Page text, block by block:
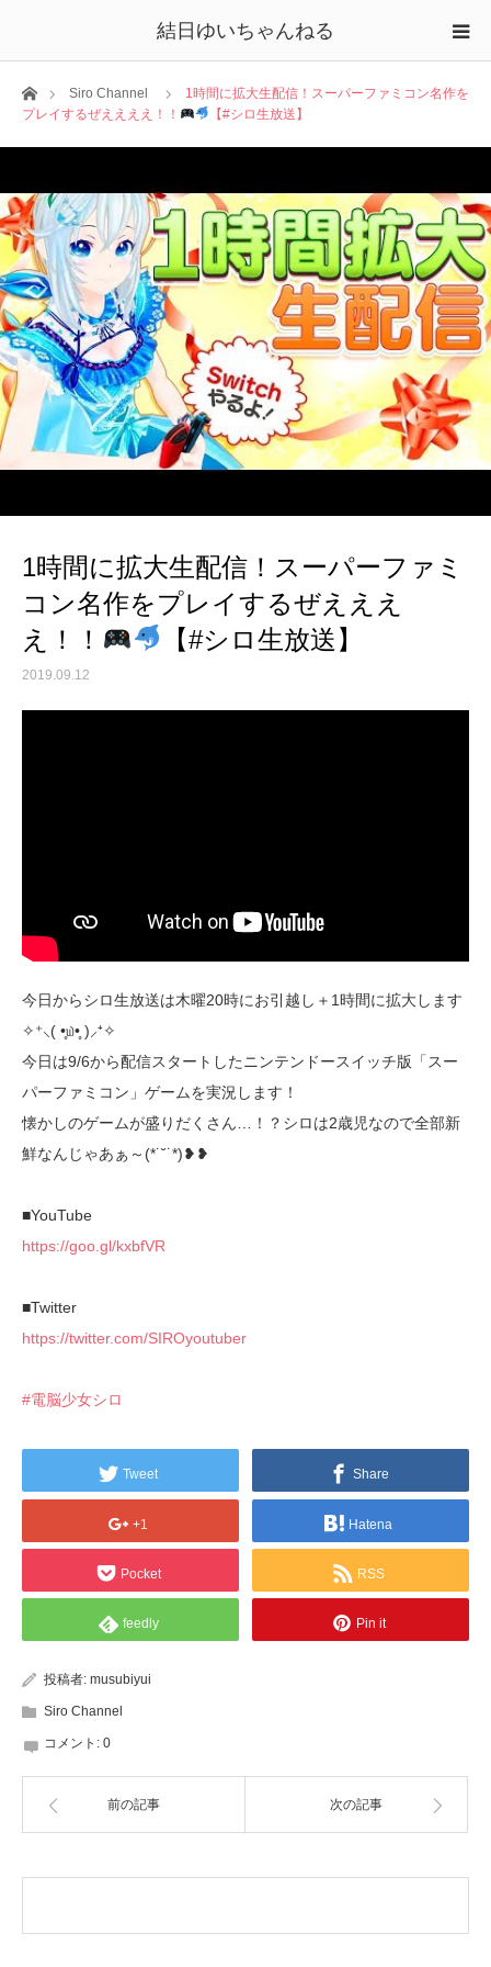
結日ゆいちゃんねる
ホームSiro Channel
1時間に拡大生配信！スーパーファミコン名作を
プレイするぜええええ！！
【#シロ生放送】
1時間に拡大生配信！スーパーファミ
コン名作をプレイするぜえええ
え！！
【#シロ生放送】
2019.09.12
今日からシロ生放送は木曜20時にお引越し＋1時間に拡大します
✧⁺⸜( •̥௰•̥ )⸝⁺✧
今日は9/6から配信スタートしたニンテンドースイッチ版「スー
パーファミコン」ゲームを実況します！
懐かしのゲームが盛りだくさん…！？シロは2歳児なので全部新
鮮なんじゃあぁ～(*˙˘˙*)❥❥
■YouTube
https://goo.gl/kxbfVR
■Twitter
https://twitter.com/SIROyoutuber
#電脳少女シロ
Tweet Share
+1 Hatena
Pocket RSS
feedly Pin it
投稿者: musubiyui
Siro Channel
コメント: 0
前の記事 次の記事